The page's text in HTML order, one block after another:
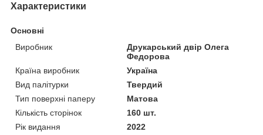
Характеристики
Основні
Виробник
Друкарський двір Олега
Федорова
Країна виробник
Україна
Вид палітурки
Твердий
Тип поверхні паперу
Матова
Кількість сторінок
160 шт.
Рік видання
2022